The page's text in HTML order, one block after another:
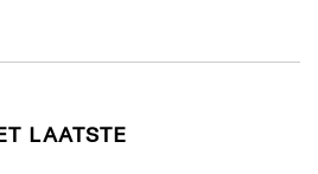
LAATSTE